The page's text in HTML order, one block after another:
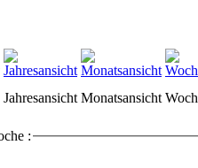
Jahresansicht Monatsansicht
: